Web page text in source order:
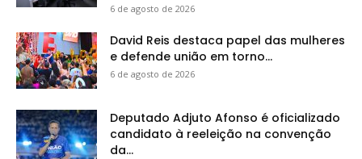
6 de agosto de 2026
David Reis destaca papel das mulheres
e defende união em torno...
6 de agosto de 2026
Deputado Adjuto Afonso é oficializado
candidato à reeleição na convenção
da...